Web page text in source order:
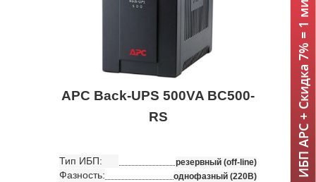
APC Back-UPS 500VA BC500-
RS
Тип ИБП: резервный (off-line)
Фазность: однофазный (220В) ИБП APC + Скидка 7% = 1 мин!